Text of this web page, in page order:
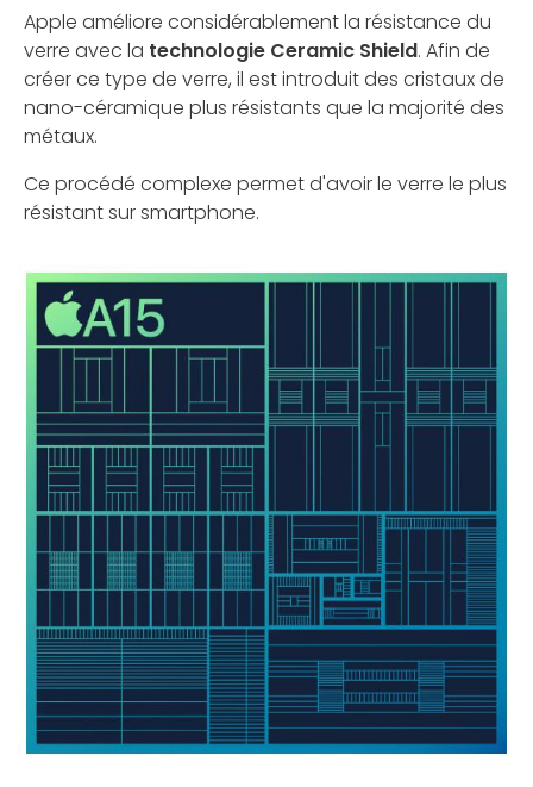
Apple améliore considérablement la résistance du
verre avec la technologie Ceramic Shield. Afin de
créer ce type de verre, il est introduit des cristaux de
nano-céramique plus résistants que la majorité des
métaux.
Ce procédé complexe permet d'avoir le verre le plus
résistant sur smartphone.